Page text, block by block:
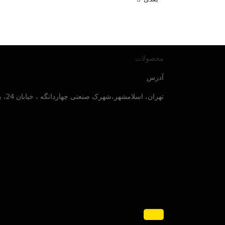
محصولات
آدرس
تهران، اسلامشهر،شهرک صنعتی چهاردانگه ، خیابان 24، بلوار صنایع جنوبی ، پلاک 30